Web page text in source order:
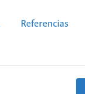
Referencias